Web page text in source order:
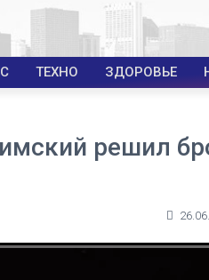
ТЕХНО ЗДОРОВЬЕ
решил